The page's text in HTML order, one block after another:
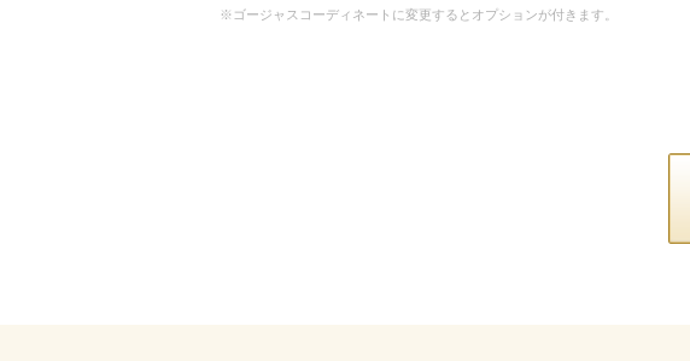
※ゴージャスコーディネートに変更するとオプションが付きます。